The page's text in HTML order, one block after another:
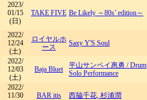
2023/
01/15
(日)
TAKE FIVE Be Likely ～80s’ edition～
2022/
12/24
(土)
ロイヤルホ
ース
Saxy Y'S Soul
2022/
12/03
(土)
Baja Bluet 平山サンペイ惠勇 /Drum
Solo Performance
2022/
11/30
BAR itis 西脇千花, 杉浦潤